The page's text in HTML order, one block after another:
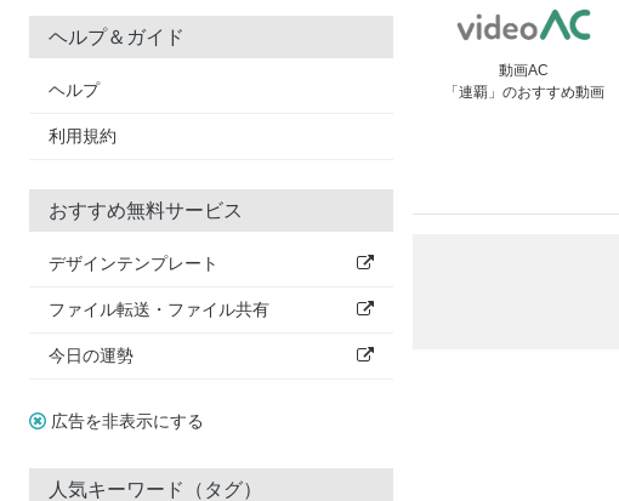
ヘルプ＆ガイド
ヘルプ
利用規約
おすすめ無料サービス
デザインテンプレート
ファイル転送・ファイル共有
今日の運勢
広告を非表示にする
人気キーワード（タグ）
動画AC
「連覇」のおすすめ動画